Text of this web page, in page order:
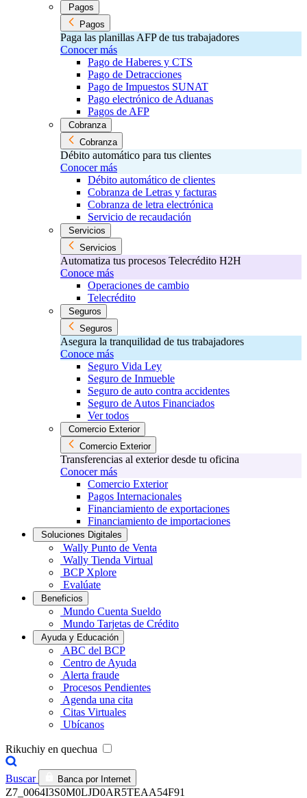
Pagos
Pagos
Paga las planillas AFP de tus trabajadores
Conocer más
Pago de Haberes y CTS
Pago de Detracciones
Pago de Impuestos SUNAT
Pago electrónico de Aduanas
Pagos de AFP
Cobranza
Cobranza
Débito automático para tus clientes
Conocer más
Débito automático de clientes
Cobranza de Letras y facturas
Cobranza de letra electrónica
Servicio de recaudación
Servicios
Servicios
Automatiza tus procesos Telecrédito H2H
Conoce más
Operaciones de cambio
Telecrédito
Seguros
Seguros
Asegura la tranquilidad de tus trabajadores
Conoce más
Seguro Vida Ley
Seguro de Inmueble
Seguro de auto contra accidentes
Seguro de Autos Financiados
Ver todos
Comercio Exterior
Comercio Exterior
Transferencias al exterior desde tu oficina
Conocer más
Comercio Exterior
Pagos Internacionales
Financiamiento de exportaciones
Financiamiento de importaciones
Soluciones Digitales
Wally Punto de Venta
Wally Tienda Virtual
BCP Xplore
Evalúate
Beneficios
Mundo Cuenta Sueldo
Mundo Tarjetas de Crédito
Ayuda y Educación
ABC del BCP
Centro de Ayuda
Alerta fraude
Procesos Pendientes
Agenda una cita
Citas Virtuales
Ubícanos
Rikuchiy en quechua
Buscar Banca por Internet
Z7_0064I3S0M0LJD0AR5TEAA54F91